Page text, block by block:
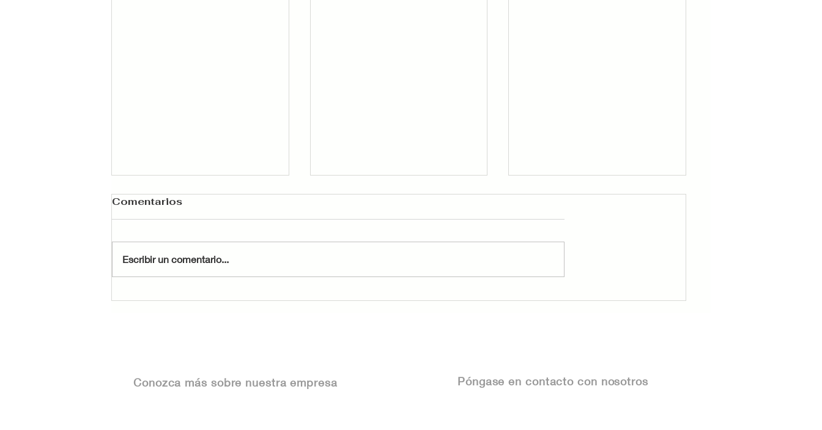
Comentarios
Escribir un comentario...
Conozca más sobre nuestra empresa Póngase en contacto con nosotros